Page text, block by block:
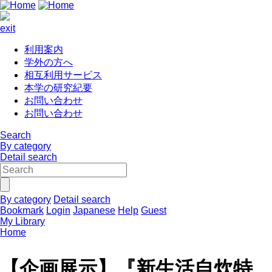
exit
利用案内
学外の方へ
相互利用サービス
本学の研究紀要
お問い合わせ
お問い合わせ
Search
By category
Detail search
By category Detail search
Bookmark Login Japanese Help Guest
My Library
Home